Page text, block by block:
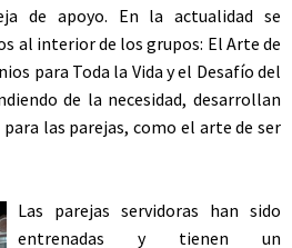
de apoyo. En la actualidad se
al interior de los grupos: El Arte de
para Toda la Vida y el Desafío del
de la necesidad, desarrollan
las parejas, como el arte de ser
Las parejas servidoras han sido
entrenadas y tienen un